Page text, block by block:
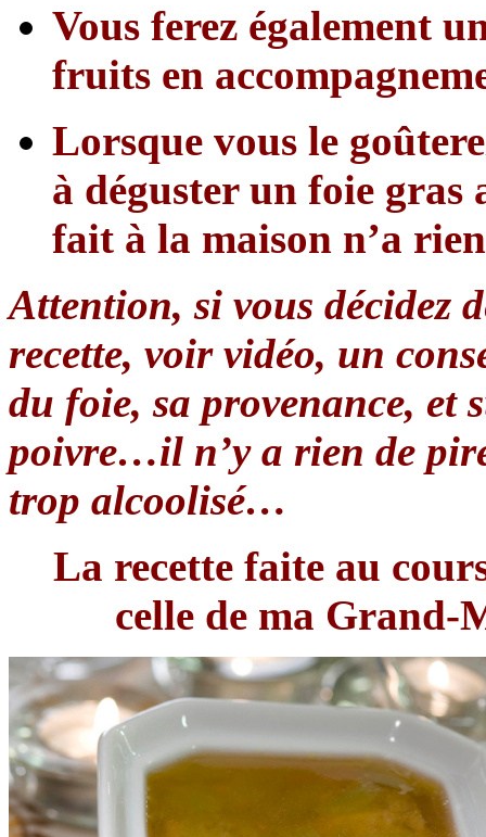
Vous ferez également
fruits en
Lorsque vous le
à déguster un foie
fait à la maison n’a
Attention, si vous décidez
recette, voir vidéo, un
du foie, sa provenance, et
poivre…il n’y a rien de
trop alcoolisé…
La recette faite au
celle de ma Grand-